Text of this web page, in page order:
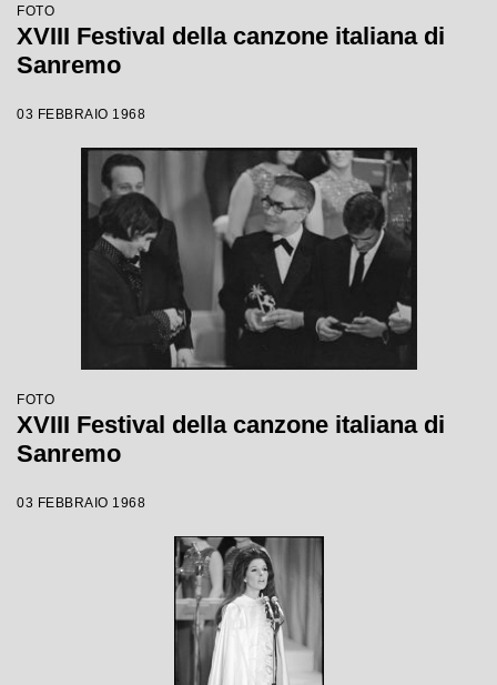
FOTO
XVIII Festival della canzone italiana di
Sanremo
03 FEBBRAIO 1968
FOTO
XVIII Festival della canzone italiana di
Sanremo
03 FEBBRAIO 1968